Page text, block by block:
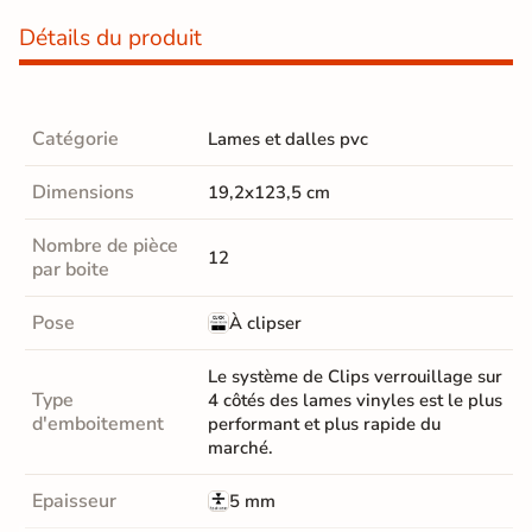
Détails du produit
Catégorie Lames et dalles pvc
Dimensions 19,2x123,5 cm
Nombre de pièce
par boite
12
Pose À clipser
Type
d'emboitement
Le système de Clips verrouillage sur
4 côtés des lames vinyles est le plus
performant et plus rapide du
marché.
Epaisseur 5 mm